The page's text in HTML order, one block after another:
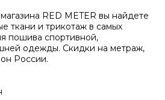
RED METER вы найдете
ткани и трикотаж в самых
пошива спортивной,
одежды. Скидки на метраж,
России.